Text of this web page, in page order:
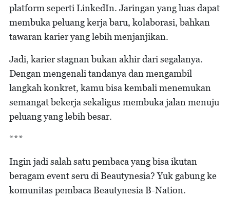
platform seperti LinkedIn. Jaringan yang luas dapat
membuka peluang kerja baru, kolaborasi, bahkan
tawaran karier yang lebih menjanjikan.
Jadi, karier stagnan bukan akhir dari segalanya.
Dengan mengenali tandanya dan mengambil
langkah konkret, kamu bisa kembali menemukan
semangat bekerja sekaligus membuka jalan menuju
peluang yang lebih besar.
***
Ingin jadi salah satu pembaca yang bisa ikutan
beragam event seru di Beautynesia? Yuk gabung ke
komunitas pembaca Beautynesia B-Nation.